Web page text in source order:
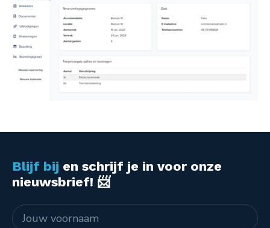
Blijf bij en schrijf je in voor onze
nieuwsbrief! 📨
Naam